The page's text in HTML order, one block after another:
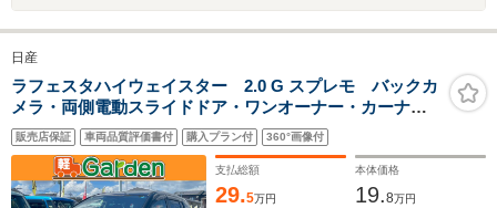
日産
ラフェスタハイウェイスター 2.0 G スプレモ バックカ
メラ・両側電動スライドドア・ワンオーナー・カーナ
ビ・Bluetooth・フルセグTV・CD/DVD再生・下取直売・
アイドリングストップ・3列シート・ベンチシート・ルー
ムクリーニング!
販売店保証 車両品質評価書付 購入プラン付 360°画像付
支払総額
29.5万円
本体価格
19.8万円